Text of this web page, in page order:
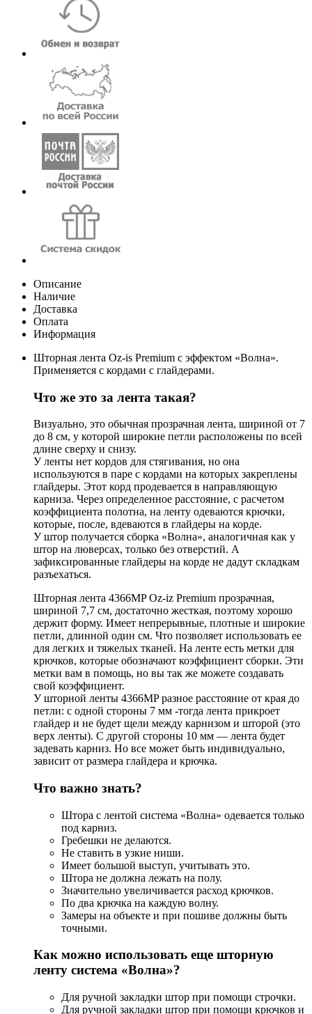
Описание
Наличие
Доставка
Оплата
Информация
Шторная лента Oz-is Premium с эффектом «Волна».
Применяется с кордами с глайдерами.
Что же это за лента такая?
Визуально, это обычная прозрачная лента, шириной от 7
до 8 см, у которой широкие петли расположены по всей
длине сверху и снизу.
У ленты нет кордов для стягивания, но она
используются в паре с кордами на которых закреплены
глайдеры. Этот корд продевается в направляющую
карниза. Через определенное расстояние, с расчетом
коэффициента полотна, на ленту одеваются крючки,
которые, после, вдеваются в глайдеры на корде.
У штор получается сборка «Волна», аналогичная как у
штор на люверсах, только без отверстий. А
зафиксированные глайдеры на корде не дадут складкам
разъехаться.
Шторная лента 4366MP Oz-iz Premium прозрачная,
шириной 7,7 см, достаточно жесткая, поэтому хорошо
держит форму. Имеет непрерывные, плотные и широкие
петли, длинной один см. Что позволяет использовать ее
для легких и тяжелых тканей. На ленте есть метки для
крючков, которые обозначают коэффициент сборки. Эти
метки вам в помощь, но вы так же можете создавать
свой коэффициент.
У шторной ленты 4366MP разное расстояние от края до
петли: с одной стороны 7 мм -тогда лента прикроет
глайдер и не будет щели между карнизом и шторой (это
верх ленты). С другой стороны 10 мм — лента будет
задевать карниз. Но все может быть индивидуально,
зависит от размера глайдера и крючка.
Что важно знать?
Штора с лентой система «Волна» одевается только
под карниз.
Гребешки не делаются.
Не ставить в узкие ниши.
Имеет большой выступ, учитывать это.
Штора не должна лежать на полу.
Значительно увеличивается расход крючков.
По два крючка на каждую волну.
Замеры на объекте и при пошиве должны быть
точными.
Как можно использовать еще шторную
ленту система «Волна»?
Для ручной закладки штор при помощи строчки.
Для ручной закладки штор при помощи крючков и